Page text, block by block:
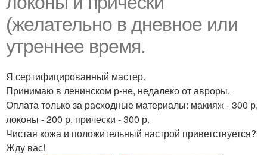
(желательно в дневное или
утреннее время.
Я сертифицированный мастер.
Принимаю в ленинском р-не, недалеко от авроры.
Оплата только за расходные материалы: макияж - 300 р,
локоны - 200 р, прически - 300 р.
Чистая кожа и положительный настрой приветствуется?
Жду вас!